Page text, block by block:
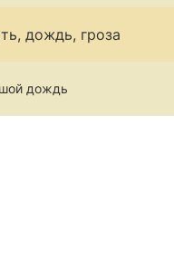
дождь, гроза
дождь